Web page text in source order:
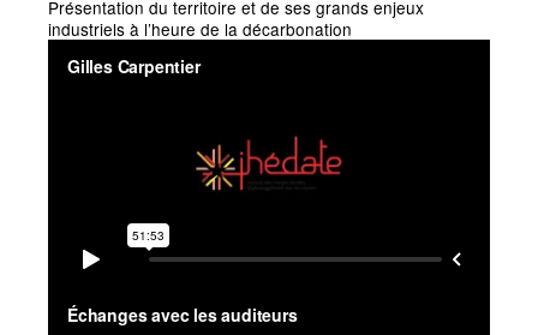
Présentation du territoire et de ses grands enjeux
industriels à l’heure de la décarbonation